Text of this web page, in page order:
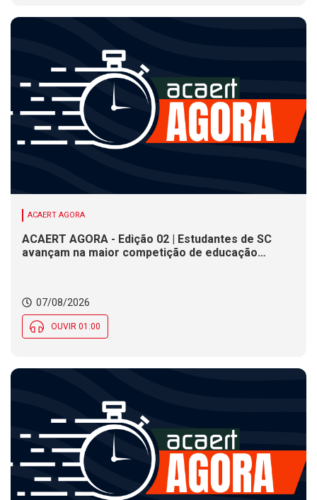
ACAERT AGORA
ACAERT AGORA - Edição 02 | Estudantes de SC
avançam na maior competição de educação
Social nesta sexta (7)
07/08/2026
OUVIR 01:00